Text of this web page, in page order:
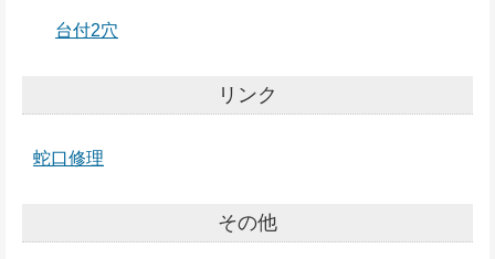
台付2穴
リンク
蛇口修理
その他